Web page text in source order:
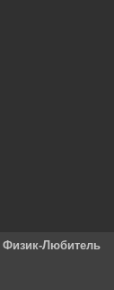
Физик-Любитель